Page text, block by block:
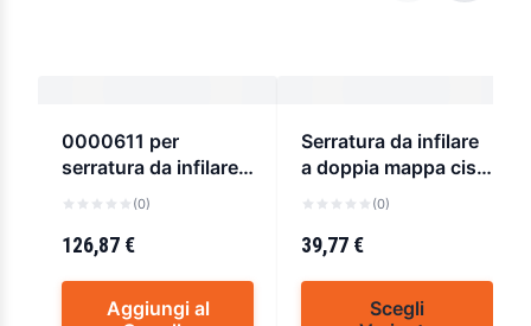
0000611 per
serratura da infilare a
doppia mappa per
(0)
126,87 €
Aggiungi al
Serratura da infilare
a doppia mappa cisa
(0)
39,77 €
Scegli